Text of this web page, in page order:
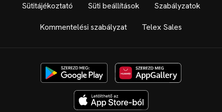
Sütitájékoztató Süti beállítások Szabályzatok
Kommentelési szabályzat Telex Sales